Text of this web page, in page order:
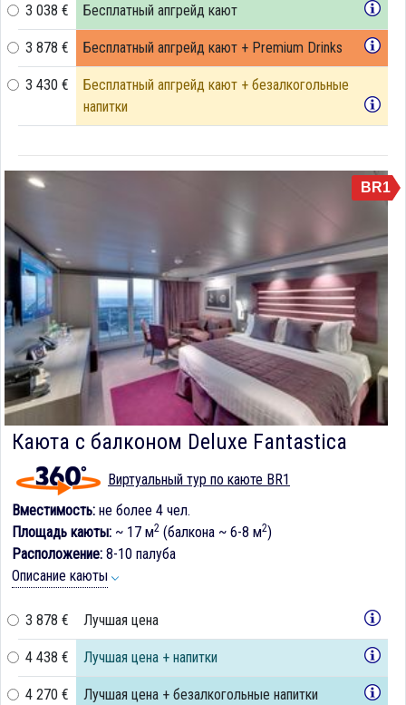
3 038 € Бесплатный апгрейд кают
3 878 € Бесплатный апгрейд кают + Premium Drinks
3 430 €
Бесплатный апгрейд кают + безалкогольные
напитки
BR1
Каюта с балконом Deluxe Fantastica
Виртуальный тур по каюте BR1
Вместимость: не более 4 чел.
Площадь каюты: ~ 17 м2 (балкона ~ 6-8 м2)
Расположение: 8-10 палуба
Описание каюты
3 878 € Лучшая цена
4 438 € Лучшая цена + напитки
4 270 € Лучшая цена + безалкогольные напитки